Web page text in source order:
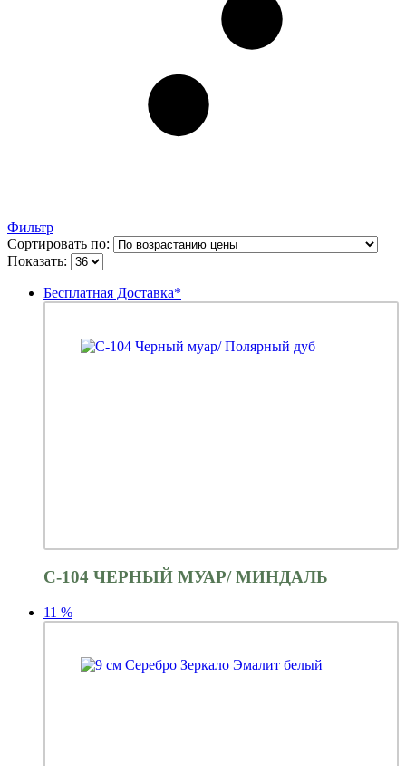
Фильтр
Сортировать по:
Показать:
Бесплатная Доставка*
С-104 ЧЕРНЫЙ МУАР/ МИНДАЛЬ
11 %